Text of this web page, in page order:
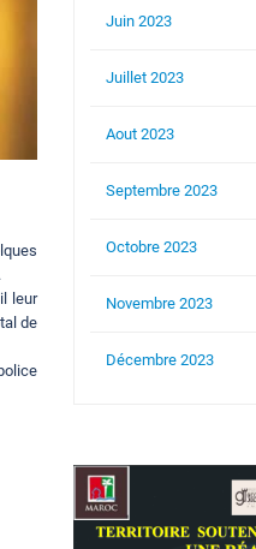
leur
de
Juin 2023
Juillet 2023
Aout 2023
Septembre 2023
Octobre 2023
Novembre 2023
Décembre 2023